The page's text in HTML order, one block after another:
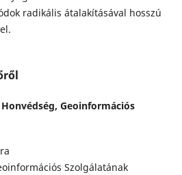
radikális átalakításával hosszú
Geoinformációs
Szolgálatának